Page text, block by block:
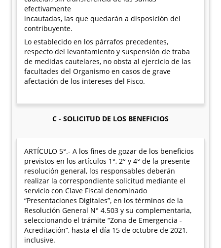
efectivamente
incautadas, las que quedarán a disposición del
contribuyente.
Lo establecido en los párrafos precedentes,
respecto del levantamiento y suspensión de traba
de medidas cautelares, no obsta al ejercicio de las
facultades del Organismo en casos de grave
afectación de los intereses del Fisco.
C - SOLICITUD DE LOS BENEFICIOS
ARTÍCULO 5°.- A los fines de gozar de los beneficios
previstos en los artículos 1°, 2° y 4° de la presente
resolución general, los responsables deberán
realizar la correspondiente solicitud mediante el
servicio con Clave Fiscal denominado
“Presentaciones Digitales”, en los términos de la
Resolución General N° 4.503 y su complementaria,
seleccionando el trámite “Zona de Emergencia -
Acreditación”, hasta el día 15 de octubre de 2021,
inclusive.